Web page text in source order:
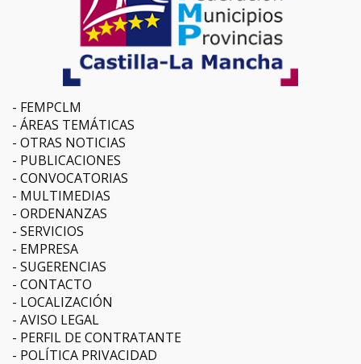
FEMPCLM
ÁREAS TEMÁTICAS
OTRAS NOTICIAS
PUBLICACIONES
CONVOCATORIAS
MULTIMEDIAS
ORDENANZAS
SERVICIOS
EMPRESA
SUGERENCIAS
CONTACTO
LOCALIZACIÓN
AVISO LEGAL
PERFIL DE CONTRATANTE
POLÍTICA PRIVACIDAD